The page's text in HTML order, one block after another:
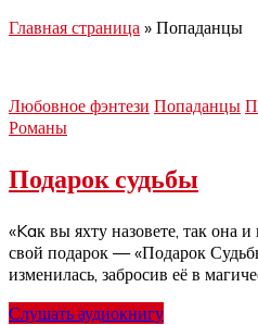
Главная страница » Попаданцы
Любовное фэнтези Попаданцы
Романы
Подарок судьбы
«Kaк вы яхту назовете, так она
свой подарок — «Подарок
изменилась, забросив её в
Слушать аудиокнигу